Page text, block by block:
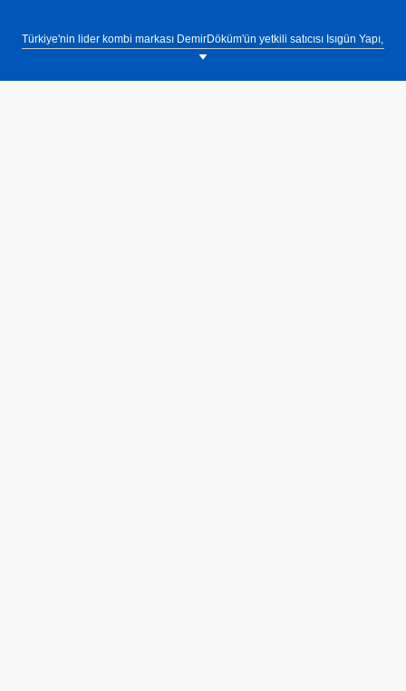
Türkiye'nin lider kombi markası DemirDöküm'ün yetkili satıcısı Isıgün Yapı,
Ankara ili Ulus ilçesi dahil tüm yurtta yaygın servis ağı ve 60 yılı aşkın